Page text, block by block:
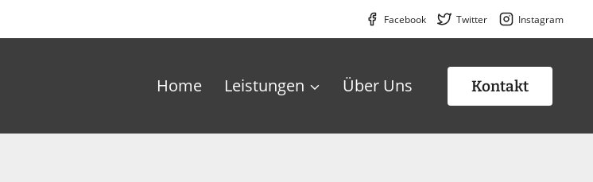
Facebook Twitter Instagram
Home Leistungen Über Uns Kontakt